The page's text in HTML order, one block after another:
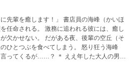
す！」 書店員の海峰（かいほ
任命される。 激務に追われる彼には、癒し
欠かせない。 だがある夜、後輩の空丘（そ
ひとつぶを食べてしまう。 怒り狂う海峰
＊ ええ年した大人の男た
らイチャつく、ウルトラハイパー健全なBL